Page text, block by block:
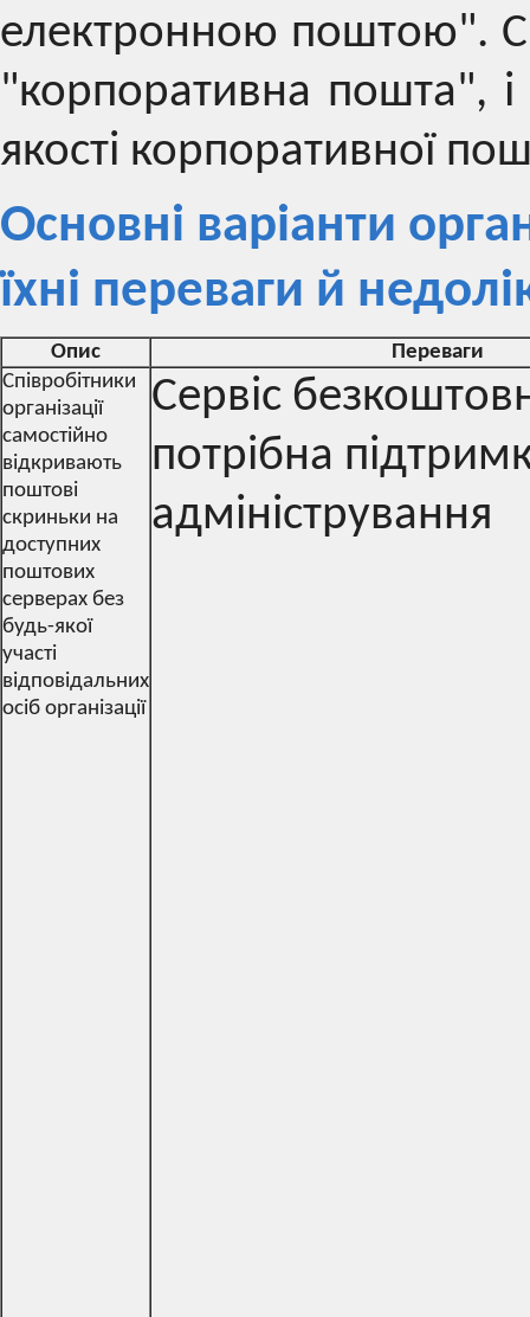
електронною поштою".
"корпоративна пошта", і
якості корпоративної
Основні варіанти
їхні переваги й
Опис
Переваги
Співробітники
організації
самостійно
відкривають
поштові
скриньки на
доступних
поштових
серверах без
будь-якої
участі
відповідальних
осіб організації
Сервіс
потрібна
адміністрування